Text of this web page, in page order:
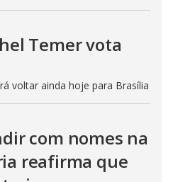
Temer vota
voltar ainda hoje para Brasília
com nomes na
reafirma que